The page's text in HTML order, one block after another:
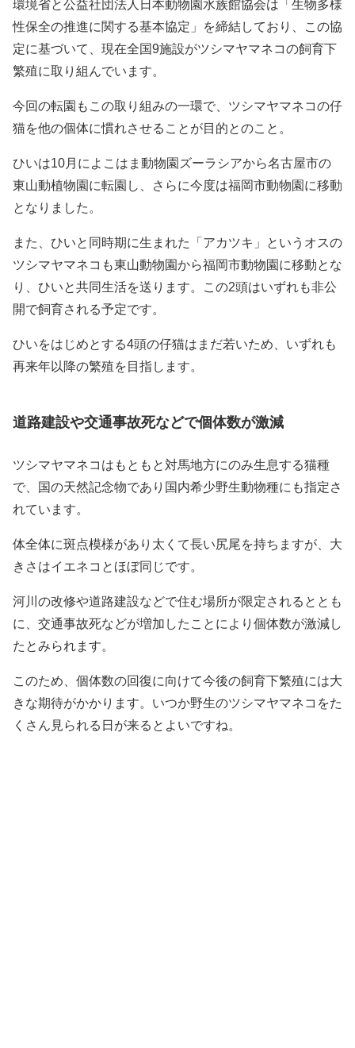
環境省と公益社団法人日本動物園水族館協会は「生物多様
性保全の推進に関する基本協定」を締結しており、この協
定に基づいて、現在全国9施設がツシマヤマネコの飼育下
繁殖に取り組んでいます。
今回の転園もこの取り組みの一環で、ツシマヤマネコの仔
猫を他の個体に慣れさせることが目的とのこと。
ひいは10月によこはま動物園ズーラシアから名古屋市の
東山動植物園に転園し、さらに今度は福岡市動物園に移動
となりました。
また、ひいと同時期に生まれた「アカツキ」というオスの
ツシマヤマネコも東山動物園から福岡市動物園に移動とな
り、ひいと共同生活を送ります。この2頭はいずれも非公
開で飼育される予定です。
ひいをはじめとする4頭の仔猫はまだ若いため、いずれも
再来年以降の繁殖を目指します。
道路建設や交通事故死などで個体数が激減
ツシマヤマネコはもともと対馬地方にのみ生息する猫種
で、国の天然記念物であり国内希少野生動物種にも指定さ
れています。
体全体に斑点模様があり太くて長い尻尾を持ちますが、大
きさはイエネコとほぼ同じです。
河川の改修や道路建設などで住む場所が限定されるととも
に、交通事故死などが増加したことにより個体数が激減し
たとみられます。
このため、個体数の回復に向けて今後の飼育下繁殖には大
きな期待がかかります。いつか野生のツシマヤマネコをた
くさん見られる日が来るとよいですね。